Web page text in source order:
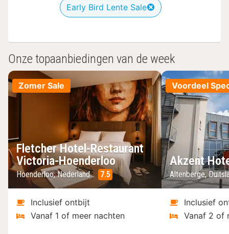
Early Bird Lente Sale
Onze topaanbiedingen van de week
Zomer Sale
Fletcher Hotel-Restaurant
Victoria-Hoenderloo
Hoenderloo, Nederland 7.5
Inclusief ontbijt
Vanaf 1 of meer nachten
Voordeel
Akzent
Altenberge,
Inclusief
Vanaf 2 of